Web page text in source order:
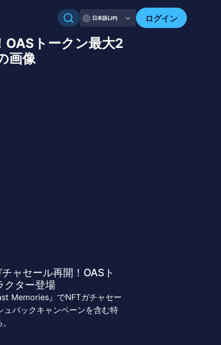
日本語(JP) ログイン
トークン最大2
画像
ャセール再開！OASト
クター登場
Memories』でNFTガチャセー
ュバックキャンペーンを含む特